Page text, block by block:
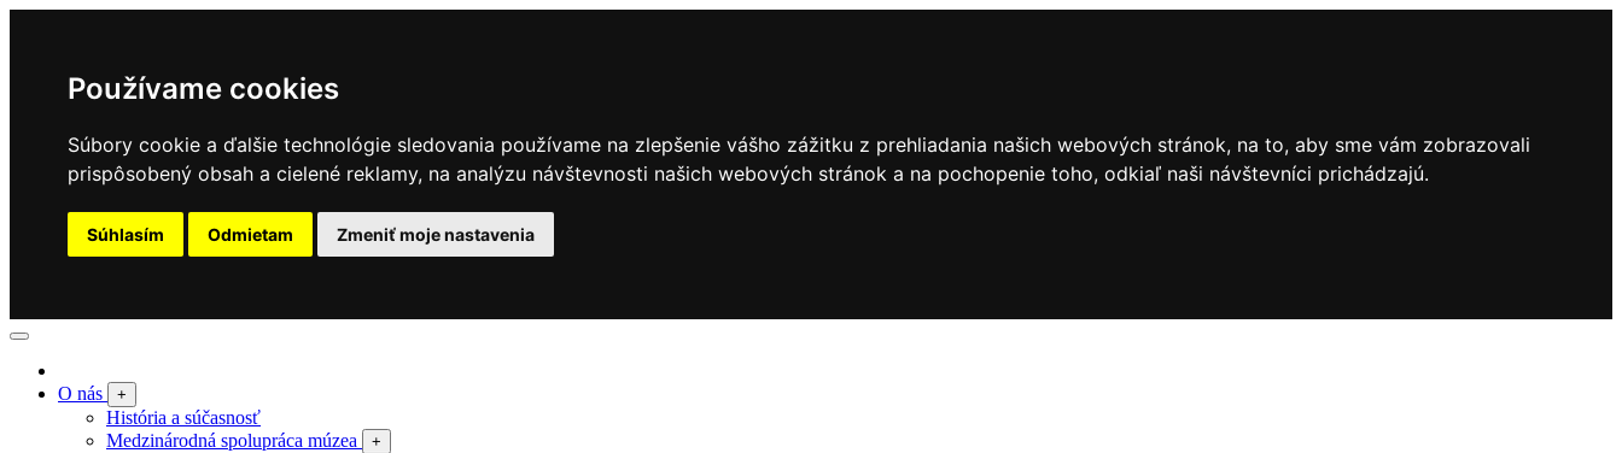
Používame cookies
Súbory cookie a ďalšie technológie sledovania používame na zlepšenie vášho zážitku z prehliadania našich webových stránok, na to, aby sme vám zobrazovali
prispôsobený obsah a cielené reklamy, na analýzu návštevnosti našich webových stránok a na pochopenie toho, odkiaľ naši návštevníci prichádzajú.
Súhlasím Odmietam Zmeniť moje nastavenia
O nás +
História a súčasnosť
Medzinárodná spolupráca múzea
+